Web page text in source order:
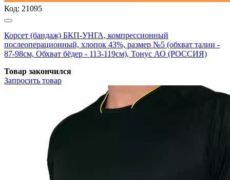
Код: 21095
Корсет (бандаж) БКП-УНГА, компрессионный
послеоперационный, хлопок 43%, размер №5 (обхват талии -
87-98см, Обхват бёдер - 113-119см), Тонус АО (РОССИЯ)
Товар закончился
Запросить товар